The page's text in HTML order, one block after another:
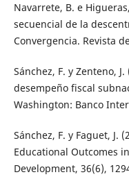
Navarrete, B. e
secuencial de la
Convergencia. Revista
Sánchez, F. y Zenteno,
desempeño fiscal
Washington: Banco
Sánchez, F. y Faguet, J.
Educational Outcomes
Development, 36(6),